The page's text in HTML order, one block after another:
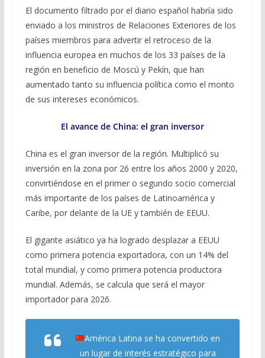
El documento filtrado por el diario español habría sido
enviado a los ministros de Relaciones Exteriores de los
países miembros para advertir el retroceso de la
influencia europea en muchos de los 33 países de la
región en beneficio de Moscú y Pekín, que han
aumentado tanto su influencia política como el monto
de sus intereses económicos.
El avance de China: el gran inversor
China es el gran inversor de la región. Multiplicó su
inversión en la zona por 26 entre los años 2000 y 2020,
convirtiéndose en el primer o segundo socio comercial
más importante de los países de Latinoamérica y
Caribe, por delante de la UE y también de EEUU.
El gigante asiático ya ha logrado desplazar a EEUU
como primera potencia exportadora, con un 14% del
total mundial, y como primera potencia productora
mundial. Además, se calcula que será el mayor
importador para 2026.
América Latina se ha convertido en
un lugar de interés estratégico para